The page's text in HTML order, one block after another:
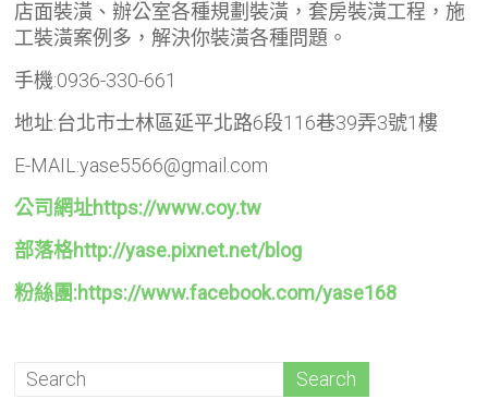
店面裝潢、辦公室各種規劃裝潢，套房裝潢工程，施
工裝潢案例多，解決你裝潢各種問題。
手機:0936-330-661
地址:台北市士林區延平北路6段116巷39弄3號1樓
E-MAIL:yase5566@gmail.com
公司網址https://www.coy.tw
部落格http://yase.pixnet.net/blog
粉絲團:https://www.facebook.com/yase168